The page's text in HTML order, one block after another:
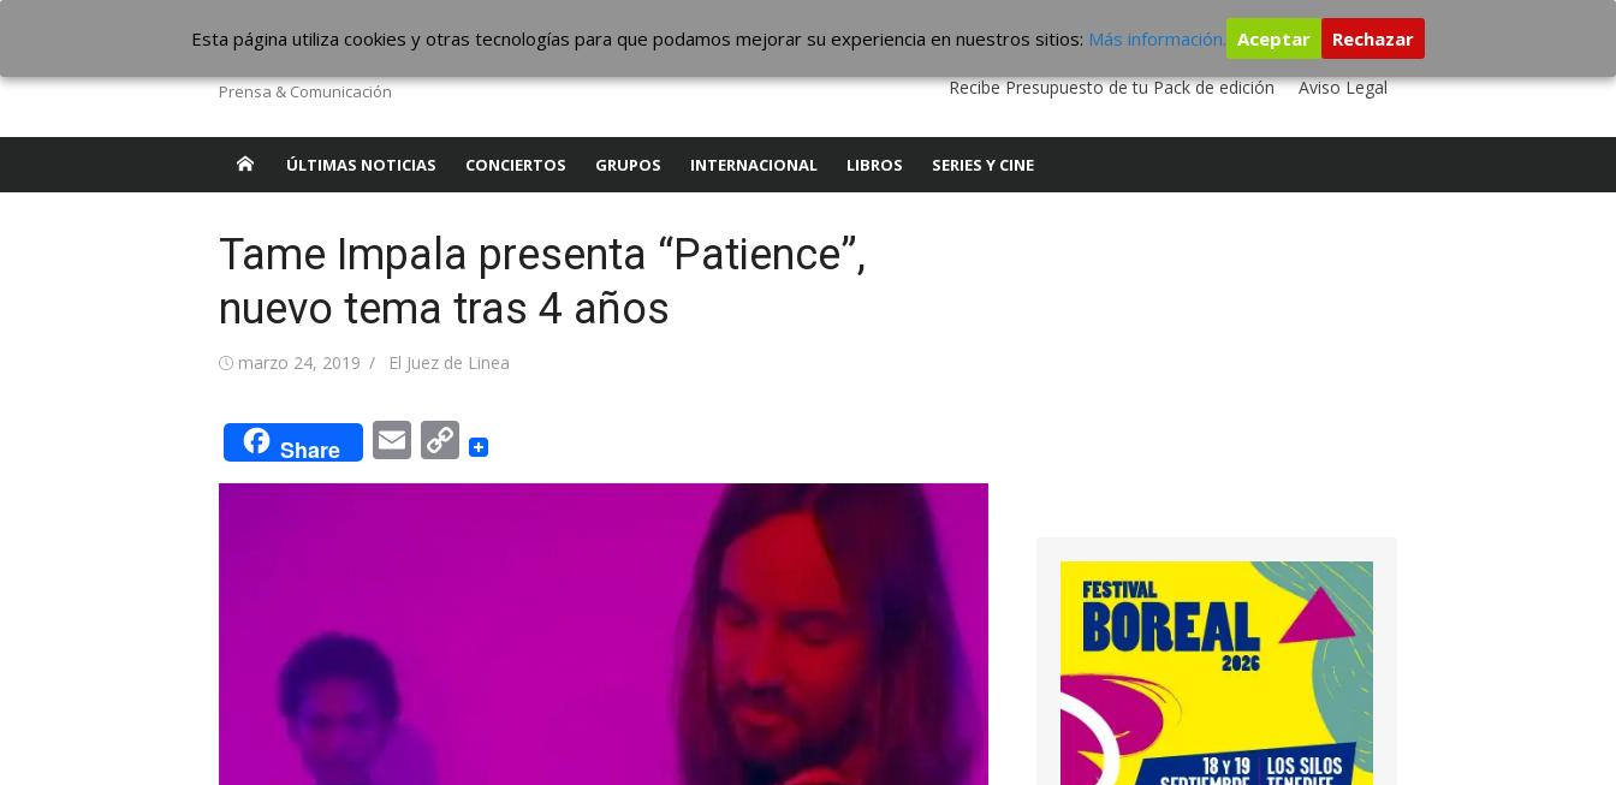
contenido
The Borderline Music
Prensa & Comunicación
QUIENES SOMOS CONTACTO SERVICIOS EDITA TU DISCO
ESTUDIO DE GRABACIÓN
Recibe Presupuesto de tu Pack de edición
Aviso Legal
ÚLTIMAS NOTICIAS CONCIERTOS GRUPOS INTERNACIONAL LIBROS SERIES Y CINE
Tame Impala presenta “Patience”,
nuevo tema tras 4 años
Publicada
marzo 24, 2019 Autor
El Juez de Linea
Share EmailCopy
Link
Esta página utiliza cookies y otras tecnologías para que podamos mejorar su experiencia en nuestros sitios: Más información. Aceptar Rechazar